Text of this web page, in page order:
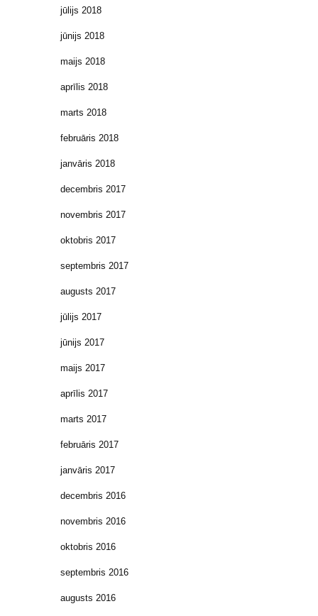
jūlijs 2018
jūnijs 2018
maijs 2018
aprīlis 2018
marts 2018
februāris 2018
janvāris 2018
decembris 2017
novembris 2017
oktobris 2017
septembris 2017
augusts 2017
jūlijs 2017
jūnijs 2017
maijs 2017
aprīlis 2017
marts 2017
februāris 2017
janvāris 2017
decembris 2016
novembris 2016
oktobris 2016
septembris 2016
augusts 2016